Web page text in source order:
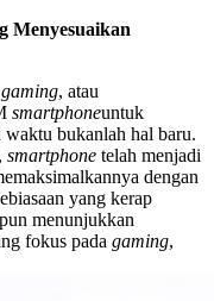
Menyesuaikan
, atau
smartphoneuntuk
waktu bukanlah hal baru.
smartphone telah menjadi
dengan
yang kerap
menunjukkan
fokus pada gaming,